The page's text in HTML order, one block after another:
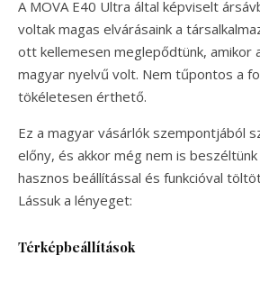
A MOVA E40 Ultra által képviselt
voltak magas elvárásaink a
ott kellemesen meglepődtünk, amikor
magyar nyelvű volt. Nem tűpontos a
tökéletesen érthető.
Ez a magyar vásárlók szempontjából
előny, és akkor még nem is
hasznos beállítással és funkcióval
Lássuk a lényeget:
Térképbeállítások